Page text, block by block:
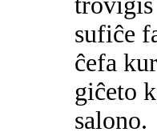
sufiĉe
ĉefa
giĉeto
salono.